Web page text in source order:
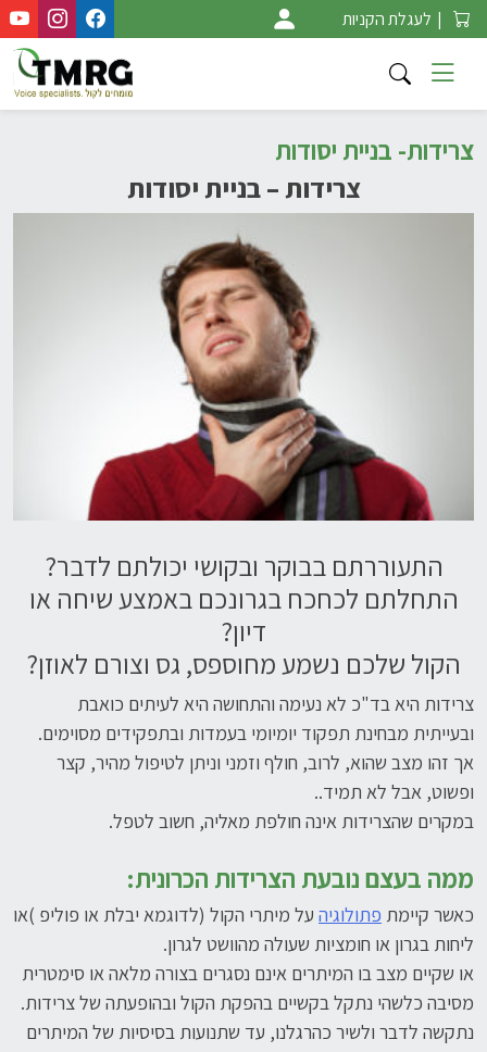
Skip
to
content
| לעגלת הקניות
צרידות- בניית יסודות
צרידות – בניית יסודות
התעוררתם בבוקר ובקושי יכולתם לדבר?
התחלתם לכחכח בגרונכם באמצע שיחה או
דיון?
הקול שלכם נשמע מחוספס, גס וצורם לאוזן?
צרידות היא בד"כ לא נעימה והתחושה היא לעיתים כואבת
ובעייתית מבחינת תפקוד יומיומי בעמדות ובתפקידים מסוימים.
אך זהו מצב שהוא, לרוב, חולף וזמני וניתן לטיפול מהיר, קצר
ופשוט, אבל לא תמיד..
במקרים שהצרידות אינה חולפת מאליה, חשוב לטפל.
ממה בעצם נובעת הצרידות הכרונית:
כאשר קיימת פתולוגיה על מיתרי הקול (לדוגמא יבלת או פוליפ )או
ליחות בגרון או חומציות שעולה מהוושט לגרון.
או שקיים מצב בו המיתרים אינם נסגרים בצורה מלאה או סימטרית
מסיבה כלשהי נתקל בקשיים בהפקת הקול ובהופעתה של צרידות.
נתקשה לדבר ולשיר כהרגלנו, עד שתנועות בסיסיות של המיתרים